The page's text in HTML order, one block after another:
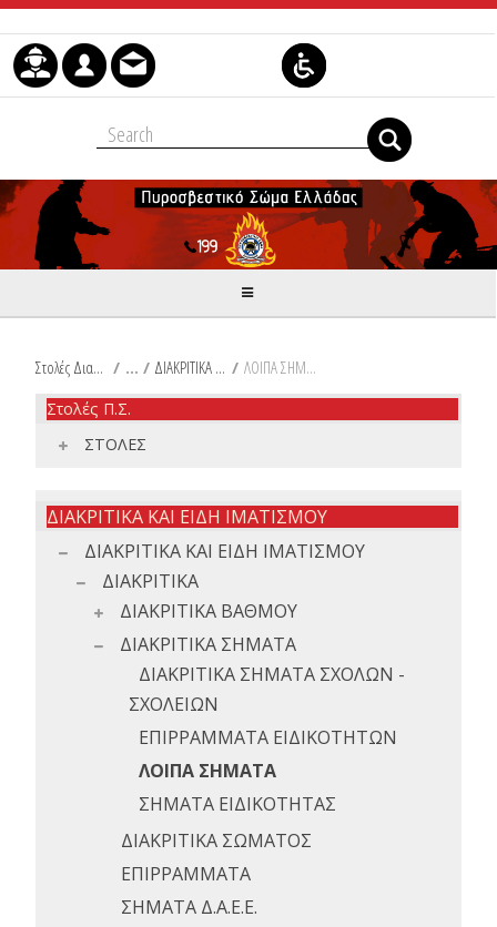
Skip to Content
Στολές Διακριτικά Είδη Ιματισμού Π.Σ. / ΔΙΑΚΡΙΤΙΚΑ ΣΗΜΑΤΑ / ΛΟΙΠΑ ΣΗΜΑΤΑ
Στολές Π.Σ.
ΣΤΟΛΕΣ
ΔΙΑΚΡΙΤΙΚΑ ΚΑΙ ΕΙΔΗ ΙΜΑΤΙΣΜΟΥ
ΔΙΑΚΡΙΤΙΚΑ ΚΑΙ ΕΙΔΗ ΙΜΑΤΙΣΜΟΥ
ΔΙΑΚΡΙΤΙΚΑ
ΔΙΑΚΡΙΤΙΚΑ ΒΑΘΜΟΥ
ΔΙΑΚΡΙΤΙΚΑ ΣΗΜΑΤΑ
ΔΙΑΚΡΙΤΙΚΑ ΣΗΜΑΤΑ ΣΧΟΛΩΝ -
ΣΧΟΛΕΙΩΝ
ΕΠΙΡΡΑΜΜΑΤΑ ΕΙΔΙΚΟΤΗΤΩΝ
ΛΟΙΠΑ ΣΗΜΑΤΑ
ΣΗΜΑΤΑ ΕΙΔΙΚΟΤΗΤΑΣ
ΔΙΑΚΡΙΤΙΚΑ ΣΩΜΑΤΟΣ
ΕΠΙΡΡΑΜΜΑΤΑ
ΣΗΜΑΤΑ Δ.Α.Ε.Ε.